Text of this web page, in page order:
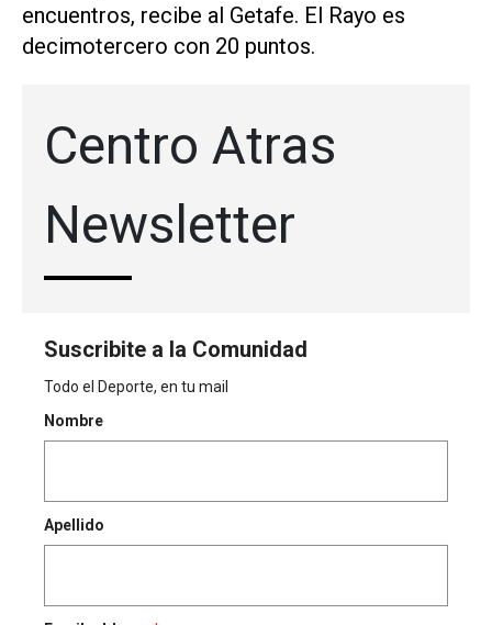
encuentros, recibe al Getafe. El Rayo es
decimotercero con 20 puntos.